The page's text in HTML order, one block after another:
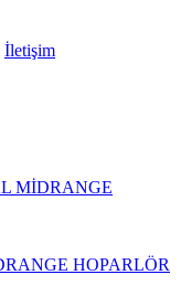
İletişim